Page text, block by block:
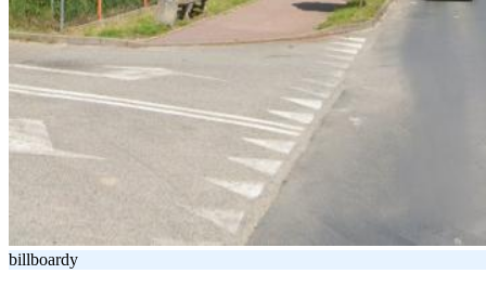
billboardy